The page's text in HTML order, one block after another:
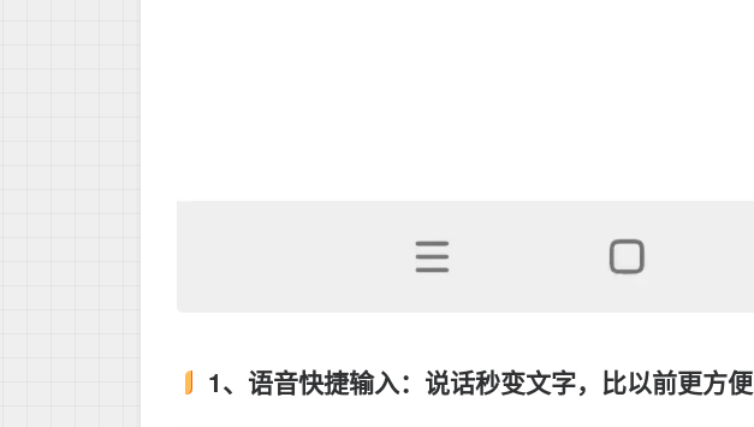
1、语音快捷输入：说话秒变文字，比以前更方便